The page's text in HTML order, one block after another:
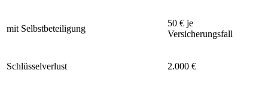
mit Selbstbeteiligung
50 € je
Versicherungsfall
Schlüsselverlust 2.000 €